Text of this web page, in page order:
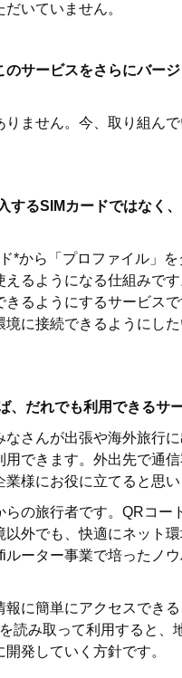
いていません。
サービスをさらにバー
ません。今、取り組ん
するSIMカードではなく
*から「プロファイル」
るようになる仕組みで
るようにするサービス
に接続できるようにし
だれでも利用できるサ
さんが出張や海外旅行
できます。外出先で通
様にお役に立てると思い
の旅行者です。QRコー
外でも、快適にネット
ーター事業で培ったノ
に簡単にアクセスでき
読み取って利用すると、
発していく方針です。